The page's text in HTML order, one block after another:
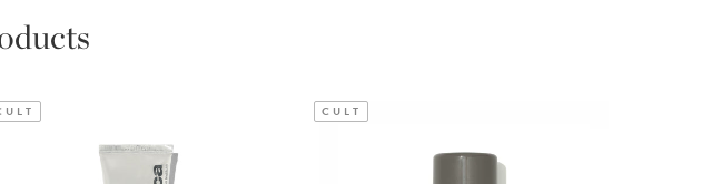
CULT